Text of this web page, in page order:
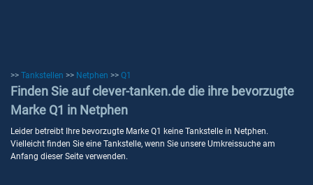
>> Tankstellen >> Netphen >> Q1
Finden Sie auf clever-tanken.de die ihre bevorzugte
Marke Q1 in Netphen
Leider betreibt Ihre bevorzugte Marke Q1 keine Tankstelle in Netphen.
Vielleicht finden Sie eine Tankstelle, wenn Sie unsere Umkreissuche am
Anfang dieser Seite verwenden.